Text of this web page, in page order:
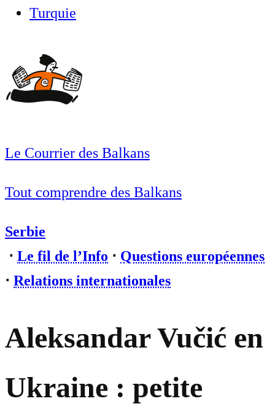
Turquie
Le Courrier des Balkans
Tout comprendre des Balkans
Serbie
⋅ Le fil de l’Info ⋅ Questions européennes
⋅ Relations internationales
Aleksandar Vučić en
Ukraine : petite